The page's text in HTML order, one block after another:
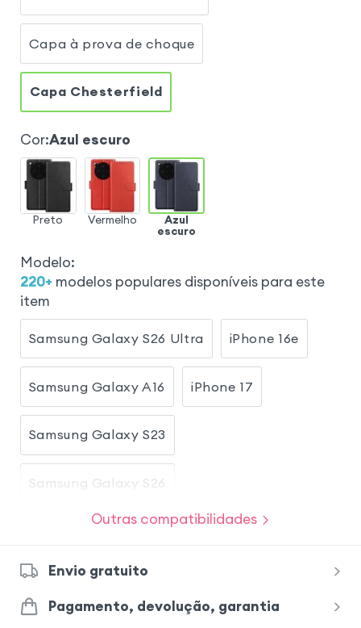
Capa à prova de choque
Capa Chesterfield
Cor:Azul escuro
Preto Vermelho Azul
escuro
Modelo:
220+ modelos populares disponíveis para este
item
Samsung Galaxy S26 Ultra iPhone 16e
Samsung Galaxy A16 iPhone 17
Samsung Galaxy S23
Samsung Galaxy S26
Samsung Galaxy S25 Ultra
Samsung Galaxy S24 Ultra
Outras compatibilidades
Envio gratuito
Pagamento, devolução, garantia